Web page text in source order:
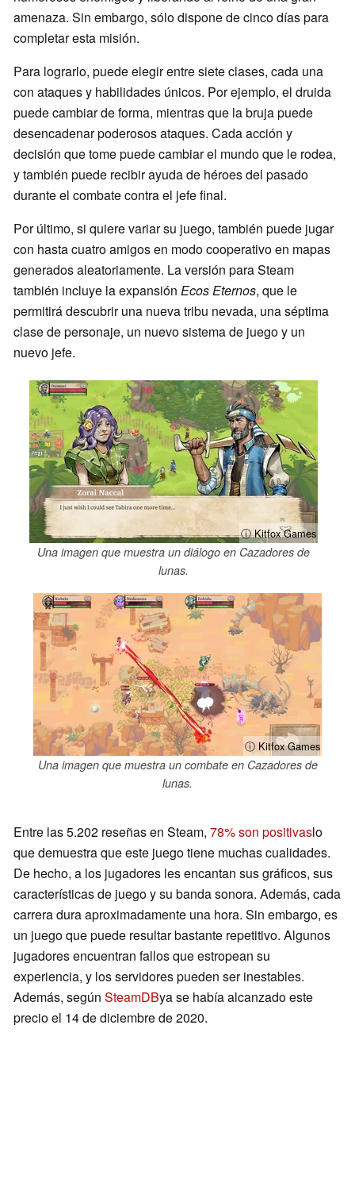
amenaza. Sin embargo, sólo dispone de cinco días para
completar esta misión.
Para lograrlo, puede elegir entre siete clases, cada una
con ataques y habilidades únicos. Por ejemplo, el druida
puede cambiar de forma, mientras que la bruja puede
desencadenar poderosos ataques. Cada acción y
decisión que tome puede cambiar el mundo que le rodea,
y también puede recibir ayuda de héroes del pasado
durante el combate contra el jefe final.
Por último, si quiere variar su juego, también puede jugar
con hasta cuatro amigos en modo cooperativo en mapas
generados aleatoriamente. La versión para Steam
también incluye la expansión Ecos Eternos, que le
permitirá descubrir una nueva tribu nevada, una séptima
clase de personaje, un nuevo sistema de juego y un
nuevo jefe.
ⓘ Kitfox Games
Una imagen que muestra un diálogo en Cazadores de
lunas.
ⓘ Kitfox Games
Una imagen que muestra un combate en Cazadores de
lunas.
Entre las 5.202 reseñas en Steam, 78% son positivaslo
que demuestra que este juego tiene muchas cualidades.
De hecho, a los jugadores les encantan sus gráficos, sus
características de juego y su banda sonora. Además, cada
carrera dura aproximadamente una hora. Sin embargo, es
un juego que puede resultar bastante repetitivo. Algunos
jugadores encuentran fallos que estropean su
experiencia, y los servidores pueden ser inestables.
Además, según SteamDBya se había alcanzado este
precio el 14 de diciembre de 2020.